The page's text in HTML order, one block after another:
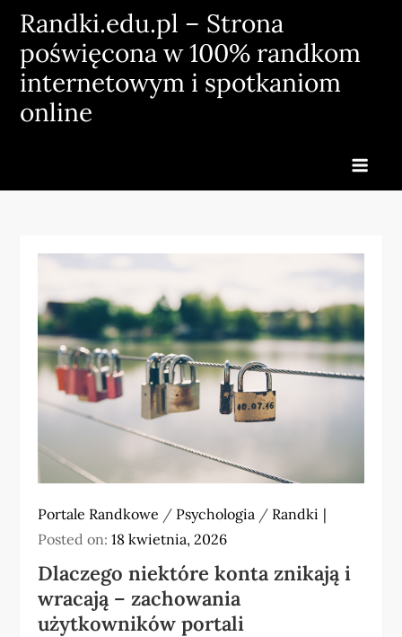
Skip
content
Randki.edu.pl – Strona
poświęcona w 100% randkom
internetowym i spotkaniom
online
Portale Randkowe / Psychologia / Randki
Posted on:18 kwietnia, 2026
Dlaczego niektóre konta znikają i
wracają – zachowania
użytkowników portali